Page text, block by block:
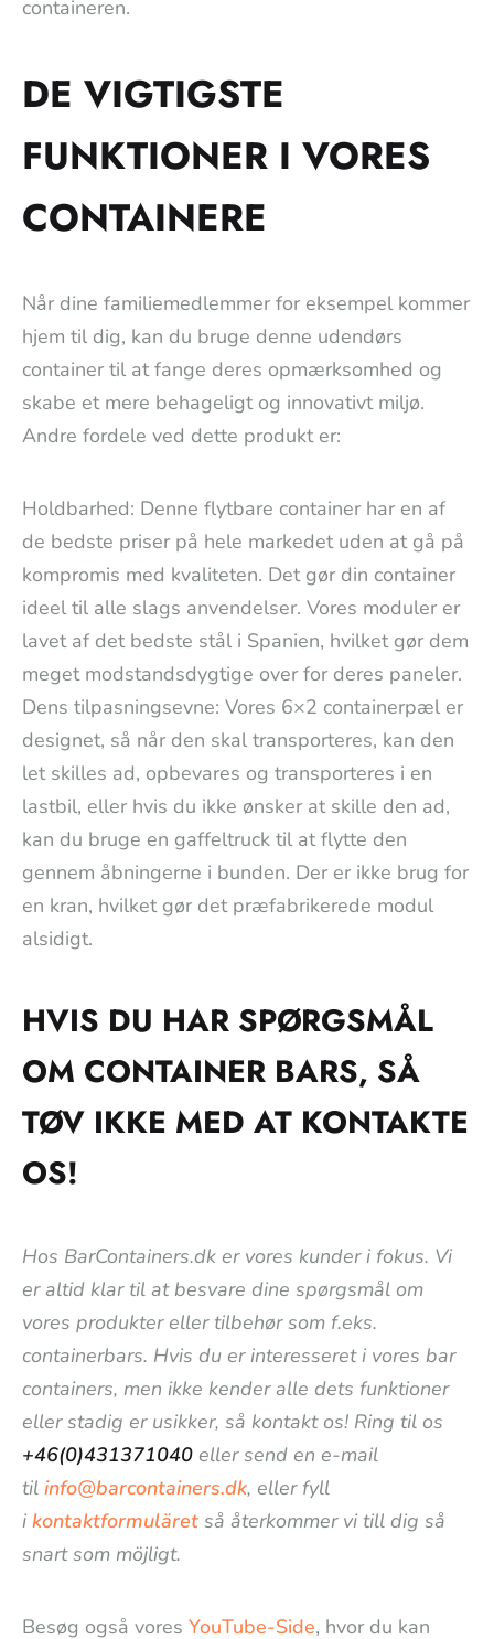
containeren.
DE VIGTIGSTE
FUNKTIONER I VORES
CONTAINERE
Når dine familiemedlemmer for eksempel kommer
hjem til dig, kan du bruge denne udendørs
container til at fange deres opmærksomhed og
skabe et mere behageligt og innovativt miljø.
Andre fordele ved dette produkt er:
Holdbarhed: Denne flytbare container har en af
de bedste priser på hele markedet uden at gå på
kompromis med kvaliteten. Det gør din container
ideel til alle slags anvendelser. Vores moduler er
lavet af det bedste stål i Spanien, hvilket gør dem
meget modstandsdygtige over for deres paneler.
Dens tilpasningsevne: Vores 6×2 containerpæl er
designet, så når den skal transporteres, kan den
let skilles ad, opbevares og transporteres i en
lastbil, eller hvis du ikke ønsker at skille den ad,
kan du bruge en gaffeltruck til at flytte den
gennem åbningerne i bunden. Der er ikke brug for
en kran, hvilket gør det præfabrikerede modul
alsidigt.
HVIS DU HAR SPØRGSMÅL
OM CONTAINER BARS, SÅ
TØV IKKE MED AT KONTAKTE
OS!
Hos BarContainers.dk er vores kunder i fokus. Vi
er altid klar til at besvare dine spørgsmål om
vores produkter eller tilbehør som f.eks.
containerbars. Hvis du er interesseret i vores bar
containers, men ikke kender alle dets funktioner
eller stadig er usikker, så kontakt os! Ring til os
+46(0)431371040 eller send en e-mail
til info@barcontainers.dk, eller fyll
i kontaktformuläret så återkommer vi till dig så
snart som möjligt.
Besøg også vores YouTube-Side, hvor du kan